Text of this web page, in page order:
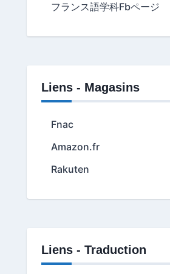
フランス語学科Fbページ
Liens - Magasins
Fnac
Amazon.fr
Rakuten
Liens - Traduction